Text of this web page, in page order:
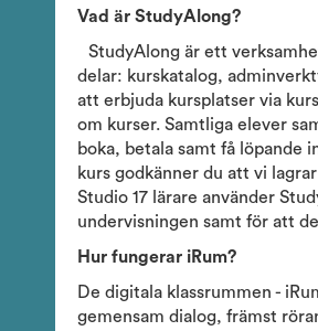
Vad är StudyAlong?
StudyAlong är ett
delar: kurskatalog,
att erbjuda kursplatser via
om kurser. Samtliga elever
boka, betala samt få löpande
kurs godkänner du att vi
Studio 17 lärare använder
undervisningen samt för att
Hur fungerar iRum?
De digitala klassrummen -
gemensam dialog, främst